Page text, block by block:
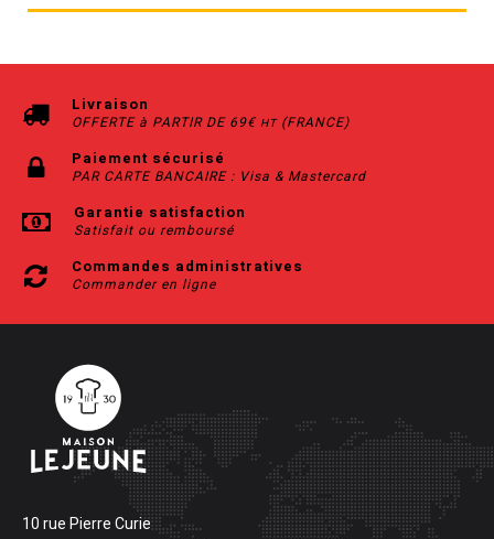
Livraison
OFFERTE à PARTIR DE 69€ HT(FRANCE)
Paiement sécurisé
PAR CARTE BANCAIRE : Visa & Mastercard
Garantie satisfaction
Satisfait ou remboursé
Commandes administratives
Commander en ligne
10 rue Pierre Curie